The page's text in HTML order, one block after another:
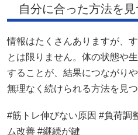
自分に合った方法を
情報はたくさんありますが、
とは限りません。体の状態や
することが、結果につながり
無理なく続けられる方法を見
#筋トレ伸びない原因 #負荷調
ム改善 #継続が鍵